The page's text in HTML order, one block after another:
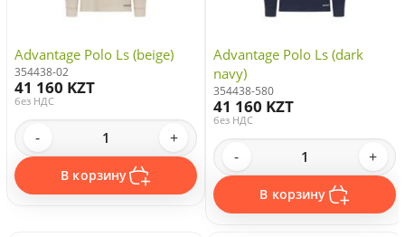
Advantage Polo Ls (beige)
354438-02
41 160 KZT
без НДС
- +
В корзину
Advantage Polo Ls (dark
navy)
354438-580
41 160 KZT
без НДС
- +
В корзину